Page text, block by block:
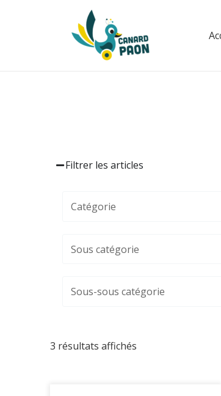
Filtrer les articles
3 résultats affichés